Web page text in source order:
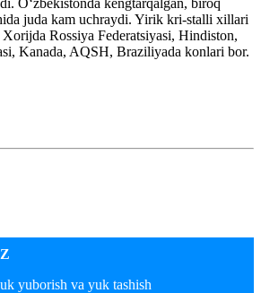
juda kam uchraydi. Yirik kri-stalli xillari
Rossiya Federatsiyasi, Hindiston,
Kanada, AQSH, Braziliyada konlari bor.
yuborish va yuk tashish